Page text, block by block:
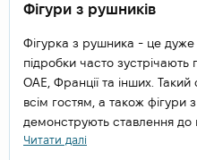
Фігури з рушників
Фігурка з рушника - це дуже
підробки часто зустрічають
ОАЕ, Франції та інших.
всім гостям, а також фігури
демонструють ставлення до
Читати далі